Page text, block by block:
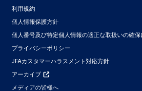
利用規約
個人情報保護方針
個人番号及び特定個人情報の適正な取扱いの確
プライバシーポリシー
JFAカスタマーハラスメント対応方針
アーカイブ
メディアの皆様へ